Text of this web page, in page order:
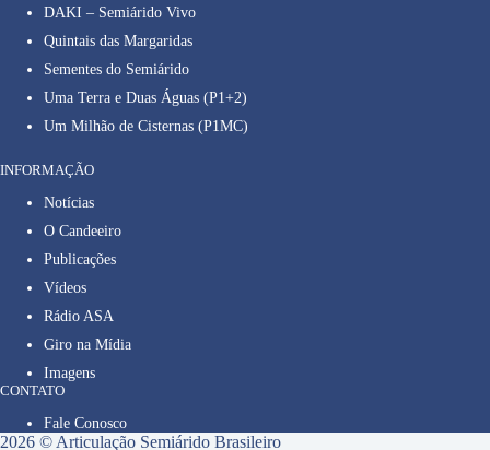
DAKI – Semiárido Vivo
Quintais das Margaridas
Sementes do Semiárido
Uma Terra e Duas Águas (P1+2)
Um Milhão de Cisternas (P1MC)
INFORMAÇÃO
Notícias
O Candeeiro
Publicações
Vídeos
Rádio ASA
Giro na Mídia
Imagens
CONTATO
Fale Conosco
2026 © Articulação Semiárido Brasileiro